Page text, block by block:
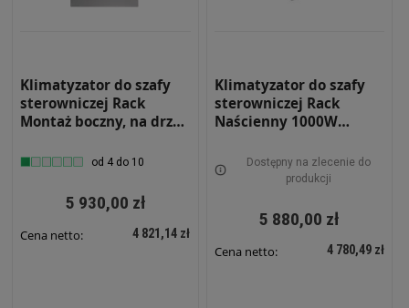
Klimatyzator do szafy
sterowniczej Rack
Montaż boczny, na drzwi
Wewnętrzny RS-KLM-
od 4 do 10
5 930,00 zł
Cena netto: 4 821,14 zł
Klimatyzator do szafy
sterowniczej Rack
Naścienny 1000W
1000-ZDostępny na zlecenie do
produkcji
5 880,00 zł
Cena netto: 4 780,49 zł